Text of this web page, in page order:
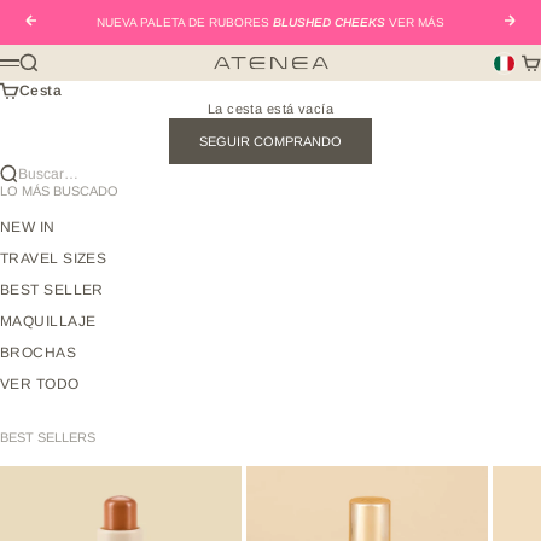
Anterior
NUEVA PALETA DE RUBORES BLUSHED CHEEKS VER MÁS
Atenea Beauty mx
Menú
Buscar
Cesta
La cesta está vacía
SEGUIR COMPRANDO
Buscar…
LO MÁS BUSCADO
NEW IN
TRAVEL SIZES
BEST SELLER
MAQUILLAJE
BROCHAS
VER TODO
BEST SELLERS